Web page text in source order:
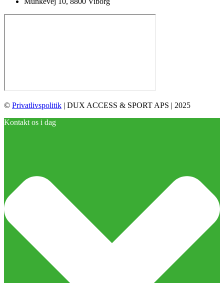
© Privatlivspolitik | DUX ACCESS & SPORT APS | 2025
Kontakt os i dag